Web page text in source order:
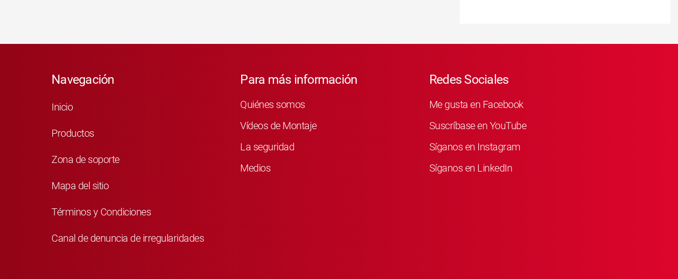
Navegación
Inicio
Productos
Zona de soporte
Mapa del sitio
Términos y Condiciones
Canal de denuncia de irregularidades
Para más información
Quiénes somos
Vídeos de Montaje
La seguridad
Medios
Redes Sociales
Me gusta en Facebook
Suscríbase en YouTube
Síganos en Instagram
Síganos en LinkedIn